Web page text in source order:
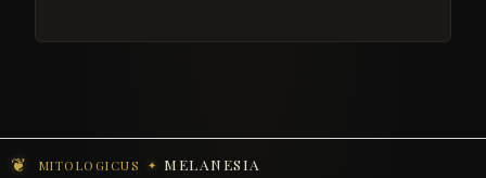
MITOLOGICUS MELANESIA